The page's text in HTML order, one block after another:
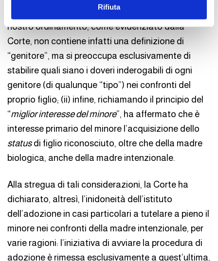
Rifiuta
procreazione naturale, sia in quella assistita. Il
nostro ordinamento, come evidenziato dalla
Corte, non contiene infatti una definizione di
“genitore”, ma si preoccupa esclusivamente di
stabilire quali siano i doveri inderogabili di ogni
genitore (di qualunque “tipo”) nei confronti del
proprio figlio; (ii) infine, richiamando il principio del
“miglior interesse del minore”, ha affermato che è
interesse primario del minore l’acquisizione dello
statusdi figlio riconosciuto, oltre che della madre
biologica, anche della madre intenzionale.
Alla stregua di tali considerazioni, la Corte ha
dichiarato, altresì, l’inidoneità dell’istituto
dell’adozione in casi particolari a tutelare a pieno il
minore nei confronti della madre intenzionale, per
varie ragioni: l’iniziativa di avviare la procedura di
adozione è rimessa esclusivamente a quest’ultima,